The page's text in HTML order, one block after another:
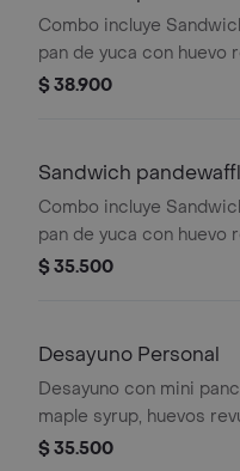
brown
Combo incluye
pan de yuca con huevo
queso cheddar, tocineta
$ 38.900
Sandwich
de fruta
Combo incluye
pan de yuca con huevo
queso cheddar, tocineta
$ 35.500
Desayuno Personal
Desayuno con mini
maple syrup, huevos
tocineta y papas
$ 35.500